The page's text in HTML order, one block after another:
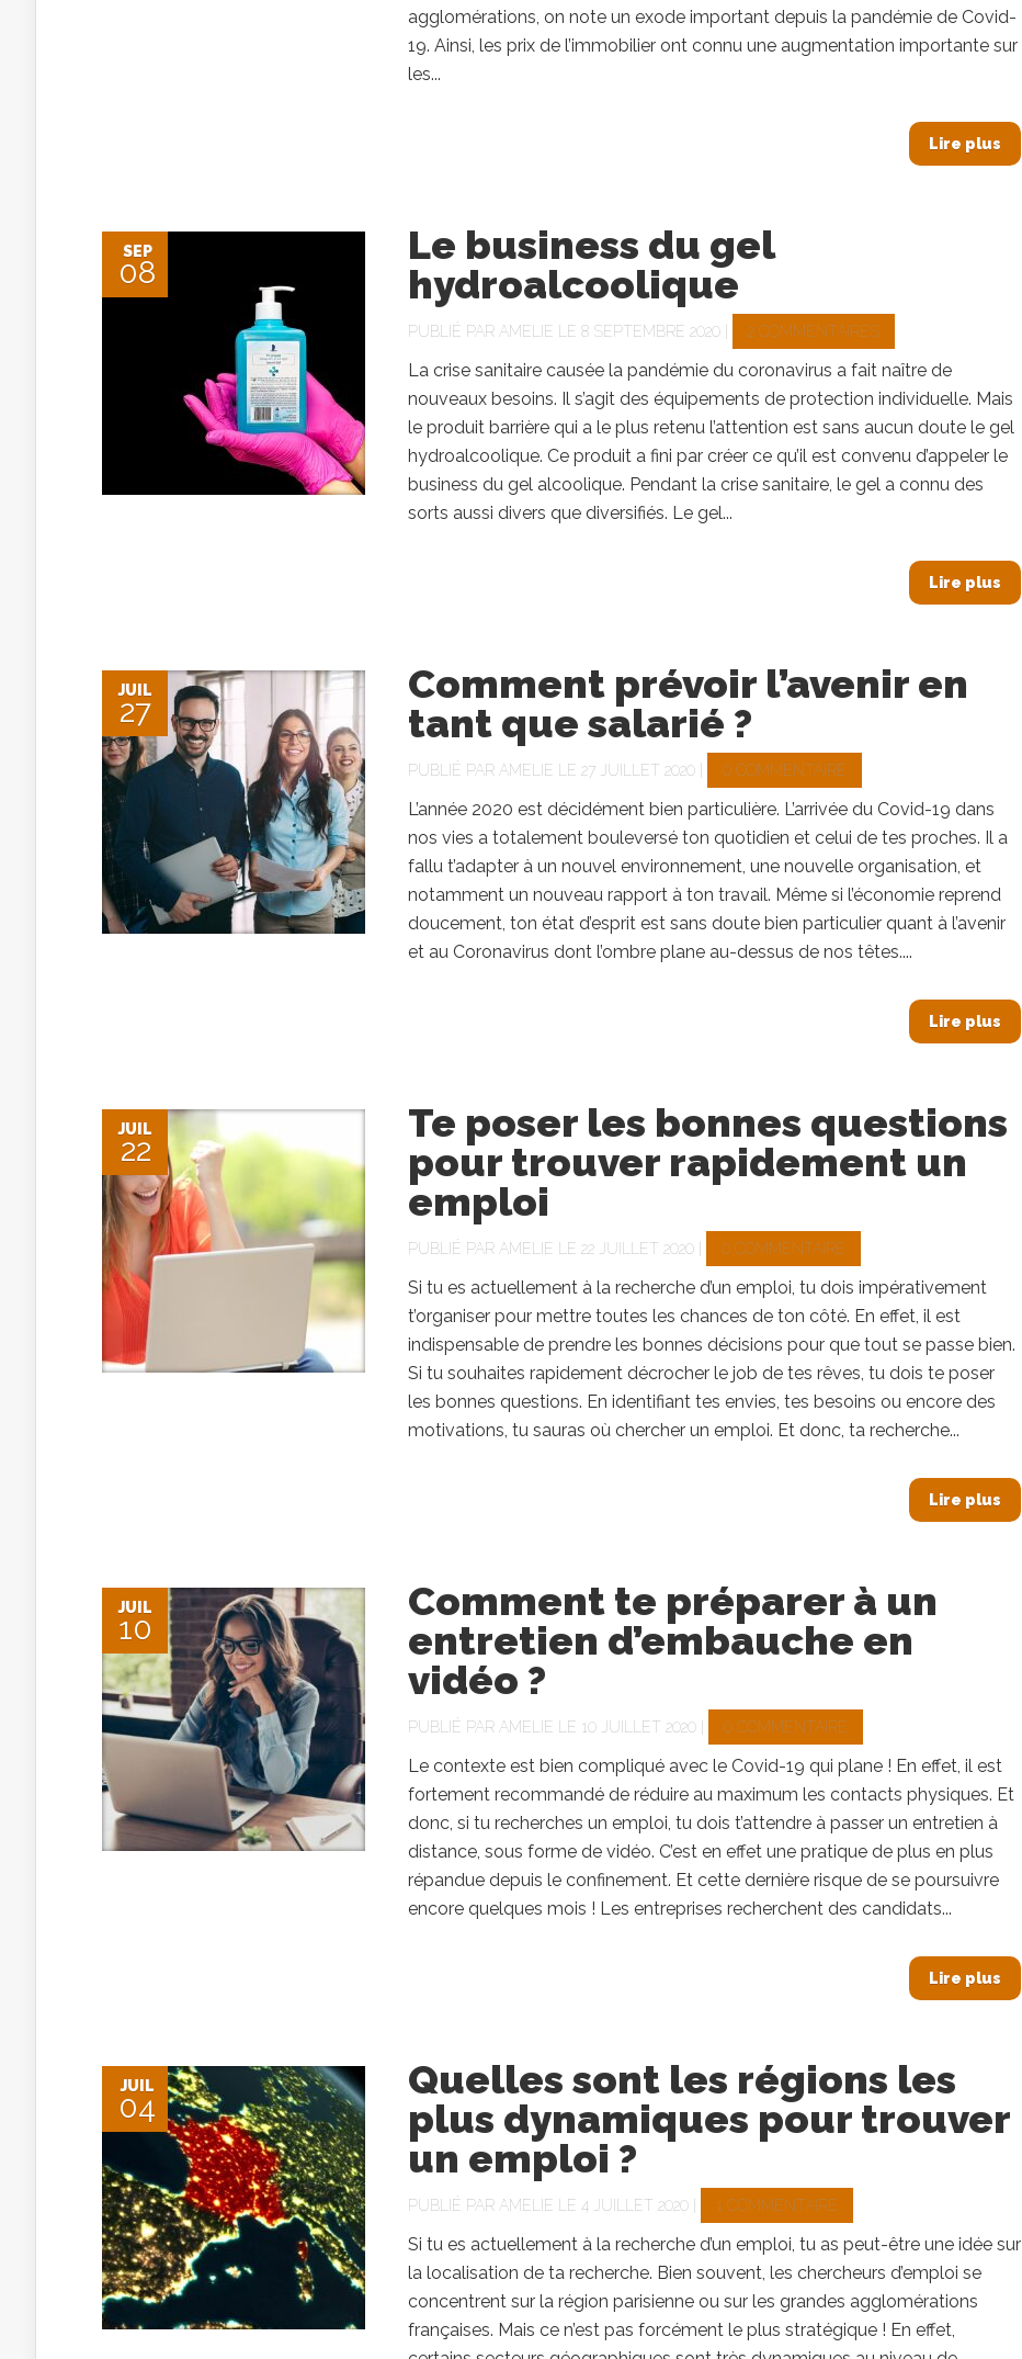
agglomérations, on note un exode important depuis la pandémie de Covid-
19. Ainsi, les prix de l’immobilier ont connu une augmentation importante sur
les...
Lire plus
SEP
08
Le business du gel
hydroalcoolique
PUBLIÉ PAR AMELIE LE 8 SEPTEMBRE 2020 | 2 COMMENTAIRES
La crise sanitaire causée la pandémie du coronavirus a fait naître de
nouveaux besoins. Il s’agit des équipements de protection individuelle. Mais
le produit barrière qui a le plus retenu l’attention est sans aucun doute le gel
hydroalcoolique. Ce produit a fini par créer ce qu’il est convenu d’appeler le
business du gel alcoolique. Pendant la crise sanitaire, le gel a connu des
sorts aussi divers que diversifiés. Le gel...
Lire plus
JUIL
27
Comment prévoir l’avenir en
tant que salarié ?
PUBLIÉ PAR AMELIE LE 27 JUILLET 2020 | 0 COMMENTAIRE
L’année 2020 est décidément bien particulière. L’arrivée du Covid-19 dans
nos vies a totalement bouleversé ton quotidien et celui de tes proches. Il a
fallu t’adapter à un nouvel environnement, une nouvelle organisation, et
notamment un nouveau rapport à ton travail. Même si l’économie reprend
doucement, ton état d’esprit est sans doute bien particulier quant à l’avenir
et au Coronavirus dont l’ombre plane au-dessus de nos têtes....
Lire plus
JUIL
22
Te poser les bonnes questions
pour trouver rapidement un
emploi
PUBLIÉ PAR AMELIE LE 22 JUILLET 2020 | 0 COMMENTAIRE
Si tu es actuellement à la recherche d’un emploi, tu dois impérativement
t’organiser pour mettre toutes les chances de ton côté. En effet, il est
indispensable de prendre les bonnes décisions pour que tout se passe bien.
Si tu souhaites rapidement décrocher le job de tes rêves, tu dois te poser
les bonnes questions. En identifiant tes envies, tes besoins ou encore des
motivations, tu sauras où chercher un emploi. Et donc, ta recherche...
Lire plus
JUIL
10
Comment te préparer à un
entretien d’embauche en
vidéo ?
PUBLIÉ PAR AMELIE LE 10 JUILLET 2020 | 0 COMMENTAIRE
Le contexte est bien compliqué avec le Covid-19 qui plane ! En effet, il est
fortement recommandé de réduire au maximum les contacts physiques. Et
donc, si tu recherches un emploi, tu dois t’attendre à passer un entretien à
distance, sous forme de vidéo. C’est en effet une pratique de plus en plus
répandue depuis le confinement. Et cette dernière risque de se poursuivre
encore quelques mois ! Les entreprises recherchent des candidats...
Lire plus
JUIL
04
Quelles sont les régions les
plus dynamiques pour trouver
un emploi ?
PUBLIÉ PAR AMELIE LE 4 JUILLET 2020 | 1 COMMENTAIRE
Si tu es actuellement à la recherche d’un emploi, tu as peut-être une idée sur
la localisation de ta recherche. Bien souvent, les chercheurs d’emploi se
concentrent sur la région parisienne ou sur les grandes agglomérations
françaises. Mais ce n’est pas forcément le plus stratégique ! En effet,